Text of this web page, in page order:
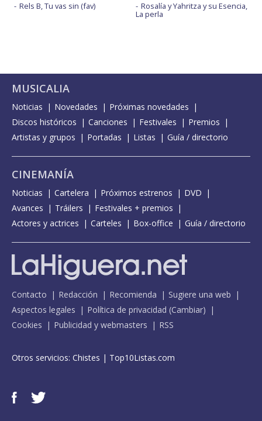
Rels B, Tu vas sin (fav) Rosalía y Yahritza y su Esencia,
La perla
MUSICALIA
Noticias Novedades
Próximas novedades
Discos históricos
Canciones Festivales
Premios
Artistas y grupos
Portadas Listas Guía / directorio
CINEMANÍA
Noticias Cartelera Próximos estrenos
DVD
Avances
Tráilers
Festivales + premios
Actores y actrices
Carteles Box-office Guía / directorio
Contacto Redacción Recomienda
Sugiere una web
Aspectos legales
Política de privacidad (Cambiar)
Cookies
Publicidad y webmasters RSS
Otros servicios: Chistes | Top10Listas.com